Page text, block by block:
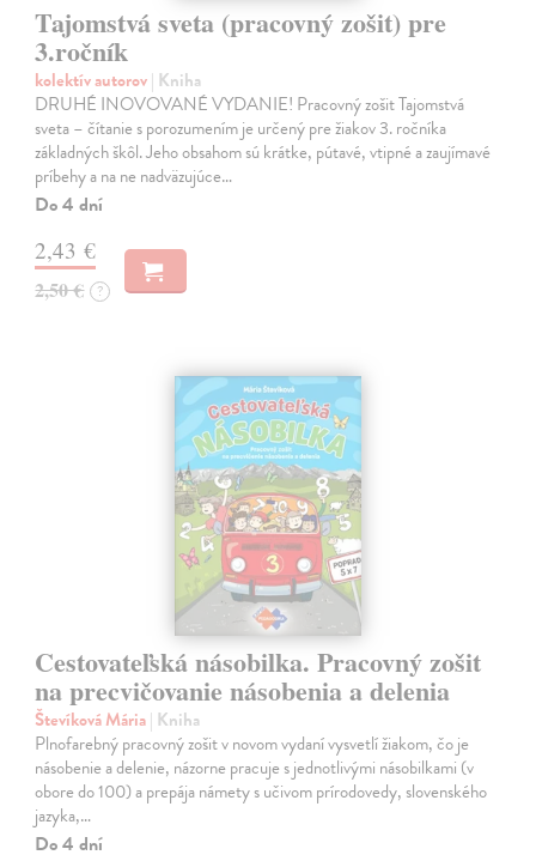
Tajomstvá sveta (pracovný zošit) pre
3.ročník
kolektív autorov| Kniha
DRUHÉ INOVOVANÉ VYDANIE! Pracovný zošit Tajomstvá
sveta – čítanie s porozumením je určený pre žiakov 3. ročníka
základných škôl. Jeho obsahom sú krátke, pútavé, vtipné a zaujímavé
príbehy a na ne nadväzujúce…
Do 4 dní
2,43 €
2,50 € ?
Cestovateľská násobilka. Pracovný zošit
na precvičovanie násobenia a delenia
Števíková Mária| Kniha
Plnofarebný pracovný zošit v novom vydaní vysvetlí žiakom, čo je
násobenie a delenie, názorne pracuje s jednotlivými násobilkami (v
obore do 100) a prepája námety s učivom prírodovedy, slovenského
jazyka,…
Do 4 dní